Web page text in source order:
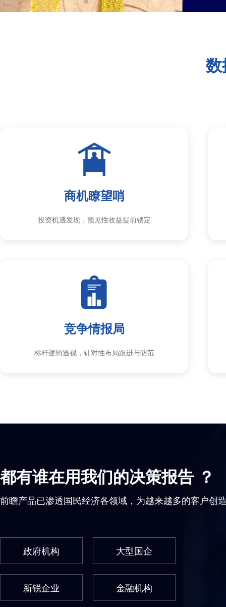
商机瞭望哨
投资机遇发现，预见性收益提前锁定
竞争情报局
标杆逻辑透视，针对性布局跟进与防范
都有谁在用我们的决策报告 ？
前瞻产品已渗透国民经济各领域，为越来越多的客户创
政府机构 大型国企
新锐企业 金融机构